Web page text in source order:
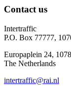
Contact us
Intertraffic
P.O. Box 77777,
Europaplein 24,
The Netherlands
intertraffic@rai.nl